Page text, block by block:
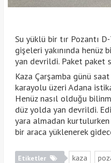
Su yüklü bir tır Pozantı
gişeleri yakınında henüz
yan devrildi. Paket paket
Kaza Çarşamba günü
karayolu üzeri Adana
Henüz nasıl olduğu
düz yolda yan devrildi.
yara almadan
bir araca yüklenerek
Etiketler kaza